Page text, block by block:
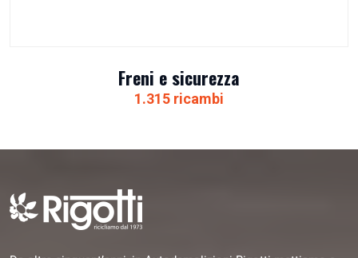
Freni e sicurezza
1.315 ricambi